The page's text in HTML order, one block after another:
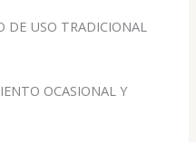
DE USO TRADICIONAL
OCASIONAL Y